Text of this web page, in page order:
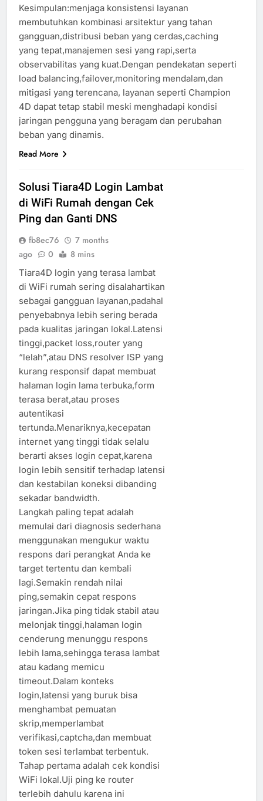
Kesimpulan:menjaga konsistensi layanan
membutuhkan kombinasi arsitektur yang tahan
gangguan,distribusi beban yang cerdas,caching
yang tepat,manajemen sesi yang rapi,serta
observabilitas yang kuat.Dengan pendekatan seperti
load balancing,failover,monitoring mendalam,dan
mitigasi yang terencana, layanan seperti Champion
4D dapat tetap stabil meski menghadapi kondisi
jaringan pengguna yang beragam dan perubahan
beban yang dinamis.
Read More
Solusi Tiara4D Login Lambat
di WiFi Rumah dengan Cek
Ping dan Ganti DNS
fb8ec76
7 months
ago
0 8 mins
Tiara4D login yang terasa lambat
di WiFi rumah sering disalahartikan
sebagai gangguan layanan,padahal
penyebabnya lebih sering berada
pada kualitas jaringan lokal.Latensi
tinggi,packet loss,router yang
“lelah”,atau DNS resolver ISP yang
kurang responsif dapat membuat
halaman login lama terbuka,form
terasa berat,atau proses
autentikasi
tertunda.Menariknya,kecepatan
internet yang tinggi tidak selalu
berarti akses login cepat,karena
login lebih sensitif terhadap latensi
dan kestabilan koneksi dibanding
sekadar bandwidth.
Langkah paling tepat adalah
memulai dari diagnosis sederhana
menggunakan mengukur waktu
respons dari perangkat Anda ke
target tertentu dan kembali
lagi.Semakin rendah nilai
ping,semakin cepat respons
jaringan.Jika ping tidak stabil atau
melonjak tinggi,halaman login
cenderung menunggu respons
lebih lama,sehingga terasa lambat
atau kadang memicu
timeout.Dalam konteks
login,latensi yang buruk bisa
menghambat pemuatan
skrip,memperlambat
verifikasi,captcha,dan membuat
token sesi terlambat terbentuk.
Tahap pertama adalah cek kondisi
WiFi lokal.Uji ping ke router
terlebih dahulu karena ini